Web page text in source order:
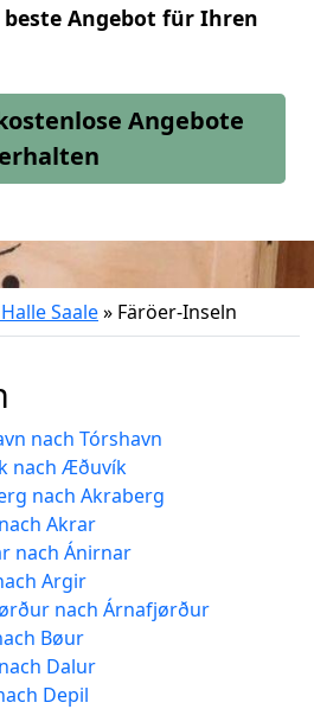
beste Angebot für Ihren
Angebote
erhalten
Saale» Färöer-Inseln
nach Tórshavn
nach Æðuvík
nach Akraberg
Akrar
nach Ánirnar
Argir
nach Árnafjørður
Bøur
Dalur
Depil